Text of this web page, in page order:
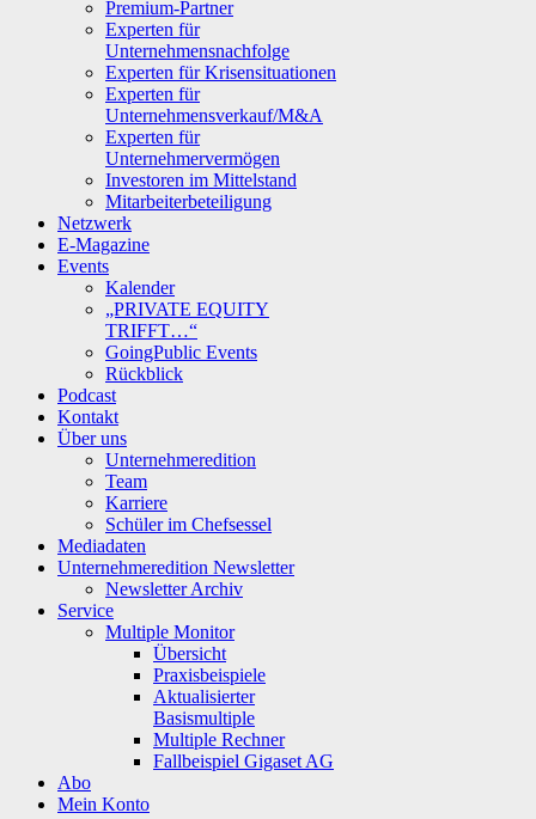
Premium-Partner
Experten für
Unternehmensnachfolge
Experten für Krisensituationen
Experten für
Unternehmensverkauf/M&A
Experten für
Unternehmervermögen
Investoren im Mittelstand
Mitarbeiterbeteiligung
Netzwerk
E-Magazine
Events
Kalender
„PRIVATE EQUITY
TRIFFT…“
GoingPublic Events
Rückblick
Podcast
Kontakt
Über uns
Unternehmeredition
Team
Karriere
Schüler im Chefsessel
Mediadaten
Unternehmeredition Newsletter
Newsletter Archiv
Service
Multiple Monitor
Übersicht
Praxisbeispiele
Aktualisierter
Basismultiple
Multiple Rechner
Fallbeispiel Gigaset AG
Abo
Mein Konto